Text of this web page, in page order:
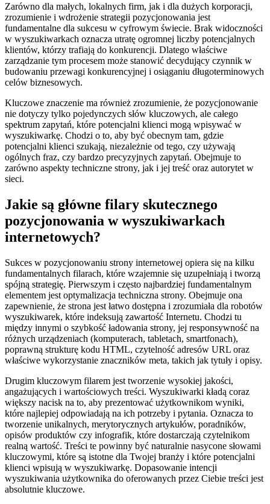
Zarówno dla małych, lokalnych firm, jak i dla dużych korporacji,
zrozumienie i wdrożenie strategii pozycjonowania jest
fundamentalne dla sukcesu w cyfrowym świecie. Brak widoczności
w wyszukiwarkach oznacza utratę ogromnej liczby potencjalnych
klientów, którzy trafiają do konkurencji. Dlatego właściwe
zarządzanie tym procesem może stanowić decydujący czynnik w
budowaniu przewagi konkurencyjnej i osiąganiu długoterminowych
celów biznesowych.
Kluczowe znaczenie ma również zrozumienie, że pozycjonowanie
nie dotyczy tylko pojedynczych słów kluczowych, ale całego
spektrum zapytań, które potencjalni klienci mogą wpisywać w
wyszukiwarkę. Chodzi o to, aby być obecnym tam, gdzie
potencjalni klienci szukają, niezależnie od tego, czy używają
ogólnych fraz, czy bardzo precyzyjnych zapytań. Obejmuje to
zarówno aspekty techniczne strony, jak i jej treść oraz autorytet w
sieci.
Jakie są główne filary skutecznego
pozycjonowania w wyszukiwarkach
internetowych?
Sukces w pozycjonowaniu strony internetowej opiera się na kilku
fundamentalnych filarach, które wzajemnie się uzupełniają i tworzą
spójną strategię. Pierwszym i często najbardziej fundamentalnym
elementem jest optymalizacja techniczna strony. Obejmuje ona
zapewnienie, że strona jest łatwo dostępna i zrozumiała dla robotów
wyszukiwarek, które indeksują zawartość Internetu. Chodzi tu
między innymi o szybkość ładowania strony, jej responsywność na
różnych urządzeniach (komputerach, tabletach, smartfonach),
poprawną strukturę kodu HTML, czytelność adresów URL oraz
właściwe wykorzystanie znaczników meta, takich jak tytuły i opisy.
Drugim kluczowym filarem jest tworzenie wysokiej jakości,
angażujących i wartościowych treści. Wyszukiwarki kładą coraz
większy nacisk na to, aby prezentować użytkownikom wyniki,
które najlepiej odpowiadają na ich potrzeby i pytania. Oznacza to
tworzenie unikalnych, merytorycznych artykułów, poradników,
opisów produktów czy infografik, które dostarczają czytelnikom
realną wartość. Treści te powinny być naturalnie nasycone słowami
kluczowymi, które są istotne dla Twojej branży i które potencjalni
klienci wpisują w wyszukiwarkę. Dopasowanie intencji
wyszukiwania użytkownika do oferowanych przez Ciebie treści jest
absolutnie kluczowe.